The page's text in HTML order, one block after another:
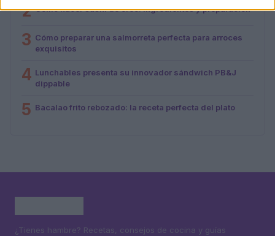
2 Cómo hacer sushi de oreo: ingredientes y preparación
3 Cómo preparar una salmorreta perfecta para arroces
exquisitos
4 Lunchables presenta su innovador sándwich PB&J
dippable
5 Bacalao frito rebozado: la receta perfecta del plato
¿Tienes hambre? Recetas, consejos de cocina y guías